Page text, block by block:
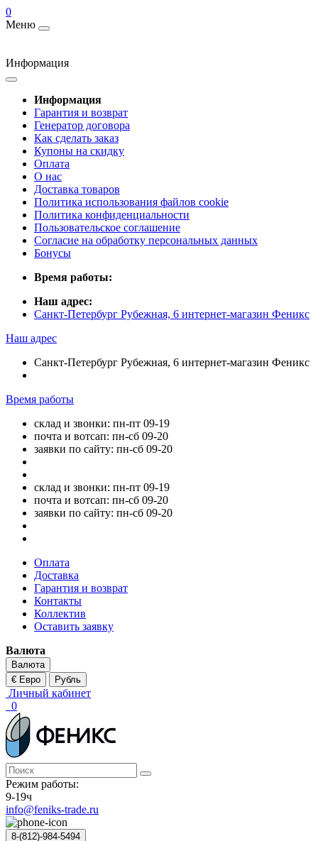
0
Меню
Информация
Информация
Гарантия и возврат
Генератор договора
Как сделать заказ
Купоны на скидку
Оплата
О нас
Доставка товаров
Политика использования файлов cookie
Политика конфиденциальности
Пользовательское соглашение
Согласие на обработку персональных данных
Бонусы
Время работы:
Наш адрес:
Санкт-Петербург Рубежная, 6 интернет-магазин Феникс
Наш адрес
Санкт-Петербург Рубежная, 6 интернет-магазин Феникс
Время работы
склад и звонки: пн-пт 09-19
почта и вотсап: пн-сб 09-20
заявки по сайту: пн-сб 09-20
склад и звонки: пн-пт 09-19
почта и вотсап: пн-сб 09-20
заявки по сайту: пн-сб 09-20
Оплата
Доставка
Гарантия и возврат
Контакты
Коллектив
Оставить заявку
Валюта
Валюта
€ Евро
Рубль
Личный кабинет
0
Режим работы:
9-19ч
info@feniks-trade.ru
8-(812)-984-5494